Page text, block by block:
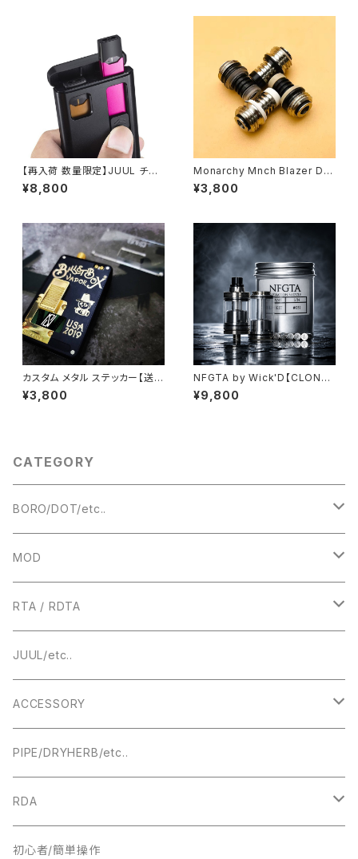
【再入荷 数量限定】JUUL チャ
ージャー ポッド ケース 充電 ホ
ルダー【送料無料】【2025モデル
d】【1200MAH 大容量 バッテリ
ー】【多重保護機能 ボックス ジ
ュール Charger】【电子烟 전자
담배 cixareya elektronîk ci
garro eletrônico】
¥8,800
Monarchy Mnch Blazer DL
C Drip Tip【送料無料】【CLON
E】【カラー各種】【BB Billet Bo
バック】【Monarchy Mission
Dotaio v1/v2/ X Sturdye M
od】【Drip Tip FEV Mouthpi
ece MTL smok TFV12 Bab
y aspire】【アトマイザー ドリ
チ】【ベイプ 電子タバコ vape】
¥3,800
カスタム メタル ステッカー【送料
無料】【希少 高精度】【保護 予備
交換】【Sturdy wick'd ODB B
APE】
¥3,800
NFGTA by Wick'D【CLONE】
【送料無料】【SS316】【22MM】
【with 7 PCS Air Pin】【PCTG
¥9,800
CATEGORY
BORO/DOT/etc..
RBA
BOROTANK
MOD
TECHNICAL
Authentic DNA Evolve chipset
MECHANICAL / HYBRID
TUBE MOD
BOX MOD
HIGHEND
RTA / RDTA
22MM
23MM
24MM
19MM
18MM
JUUL/etc..
ACCESSORY
DRIPTIP ドリップチップ
PIPE/DRYHERB/etc..
RDA
22MM
初心者/簡単操作